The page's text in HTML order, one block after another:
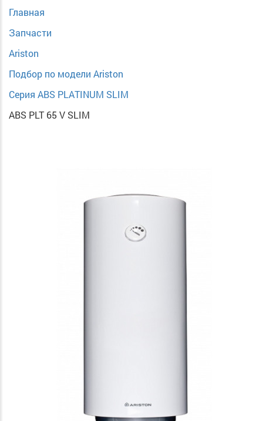
Главная
Запчасти
Ariston
Подбор по модели Ariston
Серия ABS PLATINUM SLIM
ABS PLT 65 V SLIM